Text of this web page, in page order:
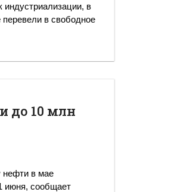
индустриализации, в
в свободное
до 10 млн
нефти в мае
июня, сообщает